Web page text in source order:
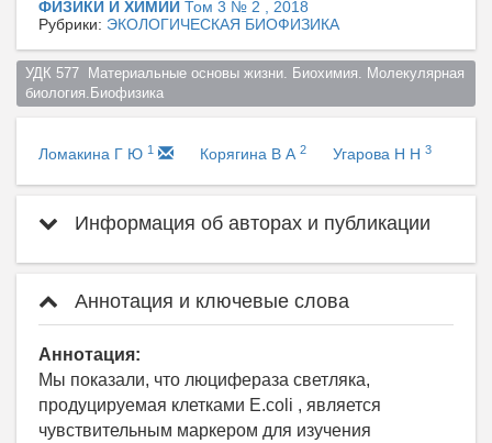
ФИЗИКИ И ХИМИИ Том 3 № 2 , 2018
Рубрики: ЭКОЛОГИЧЕСКАЯ БИОФИЗИКА
УДК 577  Материальные основы жизни. Биохимия. Молекулярная
биология.Биофизика
Ломакина Г Ю 1 Корягина В А 2 Угарова Н Н 3
Информация об авторах и публикации
Аннотация и ключевые слова
Аннотация:
Мы показали, что люцифераза светляка,
продуцируемая клетками E.coli , является
чувствительным маркером для изучения